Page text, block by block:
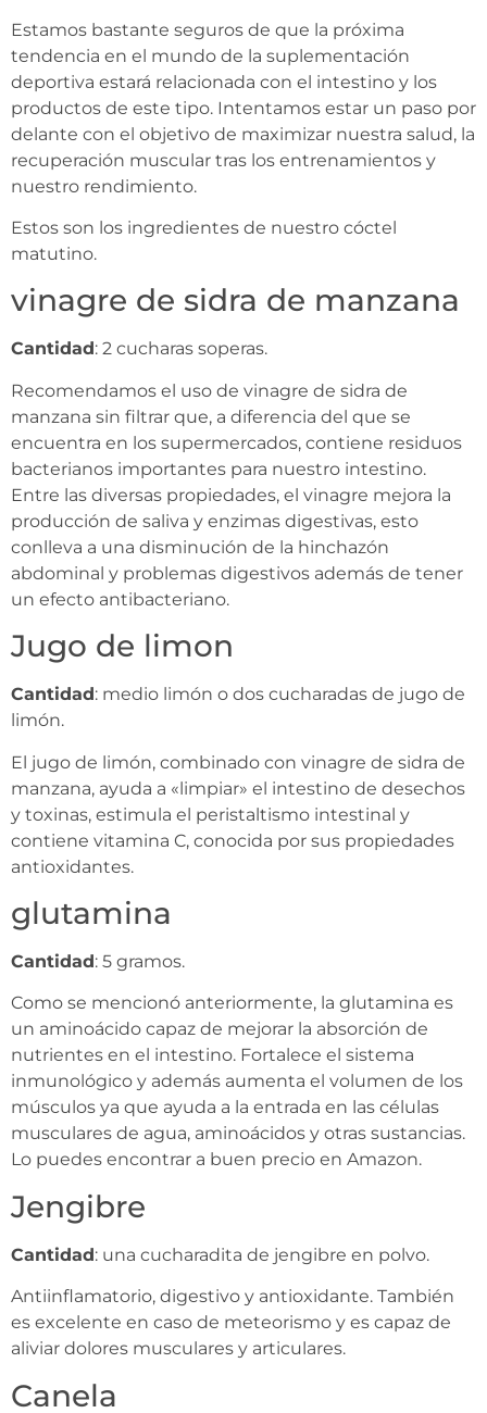
Estamos bastante seguros de que la próxima
tendencia en el mundo de la suplementación
deportiva estará relacionada con el intestino y los
productos de este tipo. Intentamos estar un paso por
delante con el objetivo de maximizar nuestra salud, la
recuperación muscular tras los entrenamientos y
nuestro rendimiento.
Estos son los ingredientes de nuestro cóctel
matutino.
vinagre de sidra de manzana
Cantidad : 2 cucharas soperas.
Recomendamos el uso de vinagre de sidra de
manzana sin filtrar que, a diferencia del que se
encuentra en los supermercados, contiene residuos
bacterianos importantes para nuestro intestino.
Entre las diversas propiedades, el vinagre mejora la
producción de saliva y enzimas digestivas, esto
conlleva a una disminución de la hinchazón
abdominal y problemas digestivos además de tener
un efecto antibacteriano.
Jugo de limon
Cantidad : medio limón o dos cucharadas de jugo de
limón.
El jugo de limón, combinado con vinagre de sidra de
manzana, ayuda a «limpiar» el intestino de desechos
y toxinas, estimula el peristaltismo intestinal y
contiene vitamina C, conocida por sus propiedades
antioxidantes.
glutamina
Cantidad: 5 gramos.
Como se mencionó anteriormente, la glutamina es
un aminoácido capaz de mejorar la absorción de
nutrientes en el intestino. Fortalece el sistema
inmunológico y además aumenta el volumen de los
músculos ya que ayuda a la entrada en las células
musculares de agua, aminoácidos y otras sustancias.
Lo puedes encontrar a buen precio en Amazon.
Jengibre
Cantidad: una cucharadita de jengibre en polvo.
Antiinflamatorio, digestivo y antioxidante. También
es excelente en caso de meteorismo y es capaz de
aliviar dolores musculares y articulares.
Canela